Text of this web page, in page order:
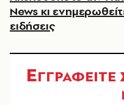
News κι
ειδήσεις
ΕΓΓΡΑΦΕΙΤΕ